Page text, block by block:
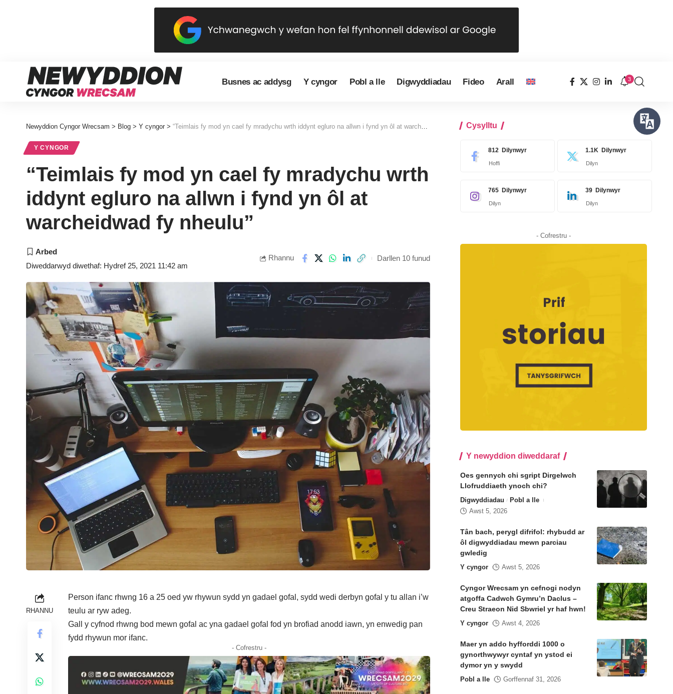
Busnes ac addysg Y cyngor Pobl a lle Digwyddiadau Fideo Arall 3
Newyddion Cyngor Wrecsam > Blog > Y cyngor > “Teimlais fy mod yn cael fy mradychu wrth iddynt egluro na allwn i fynd yn ôl at warcheidwad fy nheulu”
Y CYNGOR
“Teimlais fy mod yn cael fy mradychu wrth
iddynt egluro na allwn i fynd yn ôl at
warcheidwad fy nheulu”
Diweddarwyd diwethaf: Hydref 25, 2021 11:42 am
Rhannu Darllen 10 funud
RHANNU
Person ifanc rhwng 16 a 25 oed yw rhywun sydd yn gadael gofal, sydd wedi derbyn gofal y tu allan i’w
teulu ar ryw adeg.
Gall y cyfnod rhwng bod mewn gofal ac yna gadael gofal fod yn brofiad anodd iawn, yn enwedig pan
fydd rhywun mor ifanc.
- Cofrestru -
Cysylltu
812 Dilynwyr
Hoffi
1.1K Dilynwyr
Dilyn
765 Dilynwyr
Dilyn
39 Dilynwyr
Dilyn
- Cofrestru -
Y newyddion diweddaraf
Oes gennych chi sgript Dirgelwch
Llofruddiaeth ynoch chi?
Digwyddiadau
Pobl a lle
Awst 5, 2026
Tân bach, perygl difrifol: rhybudd ar
ôl digwyddiadau mewn parciau
gwledig
Y cyngor Awst 5, 2026
Cyngor Wrecsam yn cefnogi nodyn
atgoffa Cadwch Gymru’n Daclus –
Creu Straeon Nid Sbwriel yr haf hwn!
Y cyngor Awst 4, 2026
Maer yn addo hyfforddi 1000 o
gynorthwywyr cyntaf yn ystod ei
dymor yn y swydd
Pobl a lle Gorffennaf 31, 2026